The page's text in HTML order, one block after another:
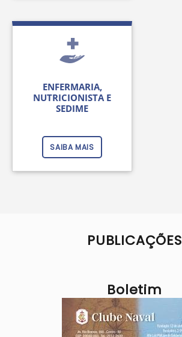
ENFERMARIA,
NUTRICIONISTA E
SEDIME
SAIBA MAIS
PUBLICAÇÕES
Boletim
Imagem